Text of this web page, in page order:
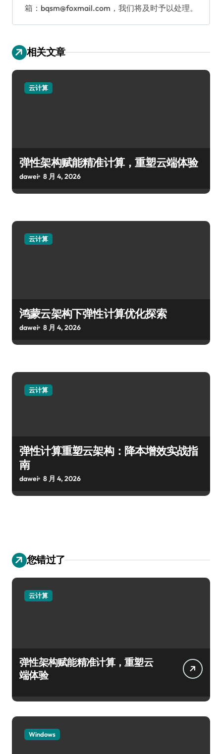
箱：bqsm@foxmail.com，我们将及时予以处理。
相关文章
云计算
弹性架构赋能精准计算，重塑云端体验
dawei 8 月 4, 2026
云计算
鸿蒙云架构下弹性计算优化探索
dawei 8 月 4, 2026
云计算
弹性计算重塑云架构：降本增效实战指
南
dawei 8 月 4, 2026
您错过了
云计算
弹性架构赋能精准计算，重塑云
端体验
Windows